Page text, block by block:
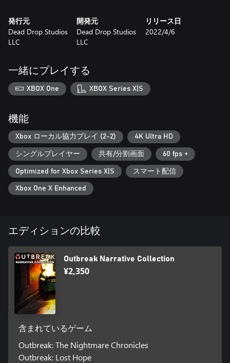
発行元
Dead Drop Studios
LLC
開発元
Dead Drop Studios
LLC
リリース日
2022/4/6
一緒にプレイする
XBOX One XBOX Series X|S
機能
Xbox ローカル協力プレイ (2-2) 4K Ultra HD
シングルプレイヤー 共有/分割画面 60 fps +
Optimized for Xbox Series X|S スマート配信
Xbox One X Enhanced
エディションの比較
Outbreak Narrative Collection
¥2,350
含まれているゲーム
Outbreak: The Nightmare Chronicles
Outbreak: Lost Hope